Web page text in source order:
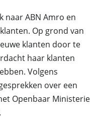
naar ABN Amro en
Op grond van
klanten door te
haar klanten
Volgens
over een
Openbaar Ministerie